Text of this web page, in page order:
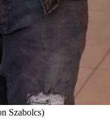
Szabolcs)